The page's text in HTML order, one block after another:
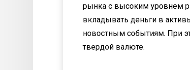
рынка с высоким уровнем
вкладывать деньги в
новостным событиям. При
твердой валюте.